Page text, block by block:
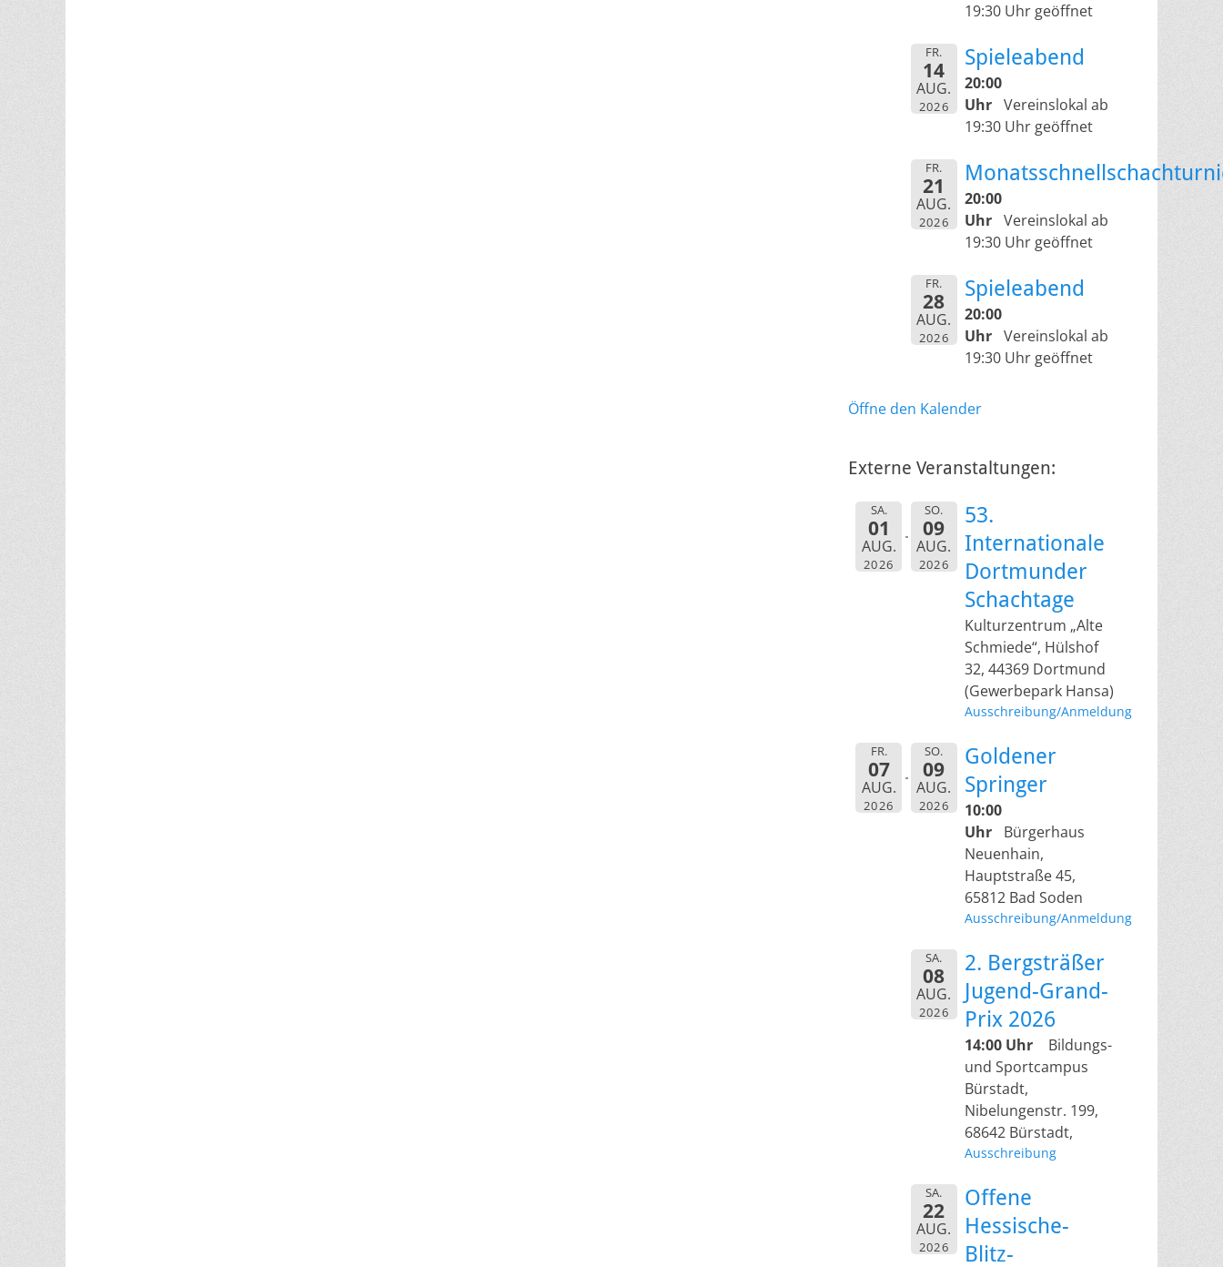
19:30 Uhr geöffnet
FR.
14
AUG.
2026
Spieleabend
20:00
Uhr Vereinslokal ab
19:30 Uhr geöffnet
FR.
21
AUG.
2026
20:00
Uhr Vereinslokal ab
19:30 Uhr geöffnet
FR.
28
AUG.
2026
Spieleabend
20:00
Uhr Vereinslokal ab
19:30 Uhr geöffnet
Öffne den Kalender
Externe Veranstaltungen:
SA.
01
AUG.
2026
SO.
09
AUG.
2026
53.
Internationale
Dortmunder
Schachtage
Kulturzentrum „Alte
Schmiede“, Hülshof
32, 44369 Dortmund
(Gewerbepark Hansa)
Ausschreibung/Anmeldung
FR.
07
AUG.
2026
SO.
09
AUG.
2026
Goldener
Springer
10:00
Uhr
Bürgerhaus
Neuenhain,
Hauptstraße 45,
65812 Bad Soden
Ausschreibung/Anmeldung
SA.
08
AUG.
2026
2. Bergsträßer
Jugend-Grand-
Prix 2026
14:00 Uhr
Bildungs-
und Sportcampus
Bürstadt,
Nibelungenstr. 199,
68642 Bürstadt,
Ausschreibung
SA.
22
AUG.
2026
Offene
Hessische-
Blitz-